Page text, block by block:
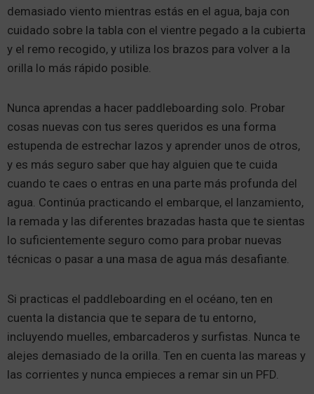
demasiado viento mientras estás en el agua, baja con
cuidado sobre la tabla con el vientre pegado a la cubierta
y el remo recogido, y utiliza los brazos para volver a la
orilla lo más rápido posible.
Nunca aprendas a hacer paddleboarding solo. Probar
cosas nuevas con tus seres queridos es una forma
estupenda de estrechar lazos y aprender unos de otros,
y es más seguro saber que hay alguien que te cuida
cuando te caes o entras en una parte más profunda del
agua. Continúa practicando el embarque, el lanzamiento,
la remada y las diferentes brazadas hasta que te sientas
lo suficientemente seguro como para probar nuevas
técnicas o pasar a una masa de agua más desafiante.
Si practicas el paddleboarding en el océano, ten en
cuenta la distancia que te separa de tu entorno,
incluyendo muelles, embarcaderos y surfistas. Nunca te
alejes demasiado de la orilla. Ten en cuenta las mareas y
las corrientes y nunca empieces a remar sin un PFD.